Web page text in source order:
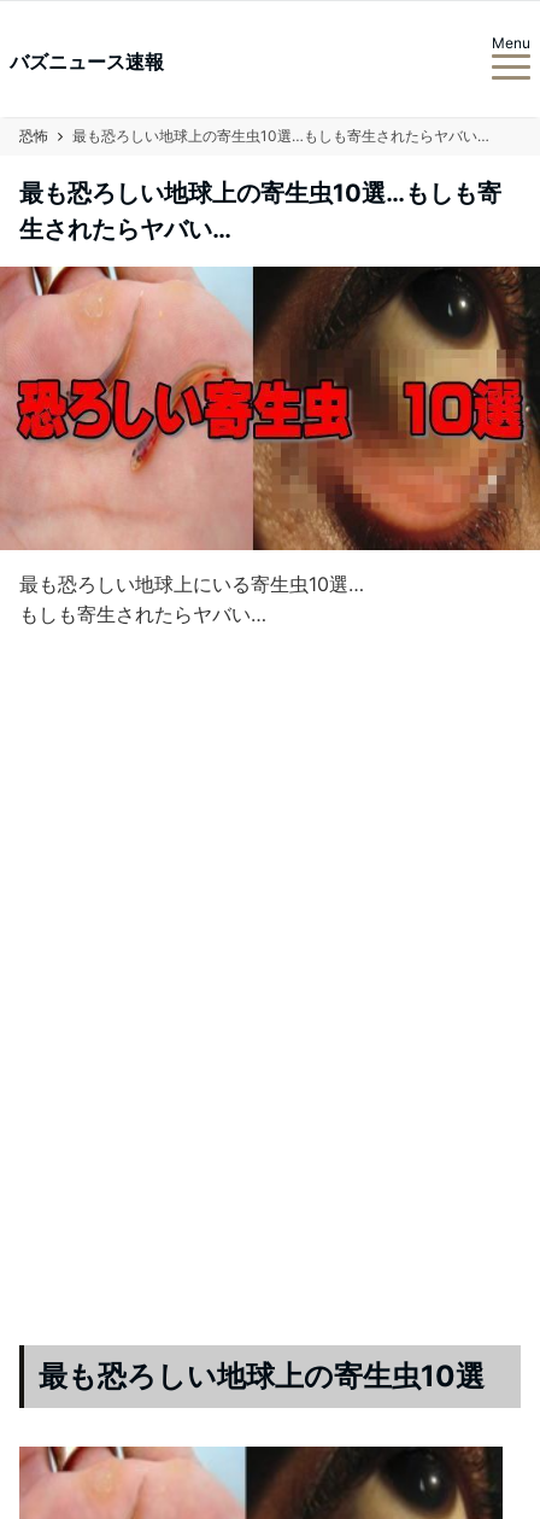
バズニュース速報
Menu
恐怖 最も恐ろしい地球上の寄生虫10選…もしも寄生されたらヤバい…
最も恐ろしい地球上の寄生虫10選…もしも寄
生されたらヤバい…
最も恐ろしい地球上にいる寄生虫10選…
もしも寄生されたらヤバい…
最も恐ろしい地球上の寄生虫10選